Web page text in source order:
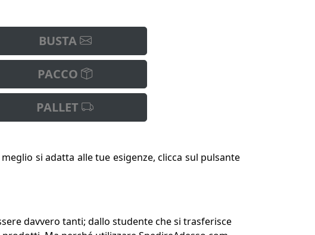
BUSTA
PACCO
PALLET
si adatta alle tue esigenze, clicca sul pulsante
davvero tanti; dallo studente che si trasferisce